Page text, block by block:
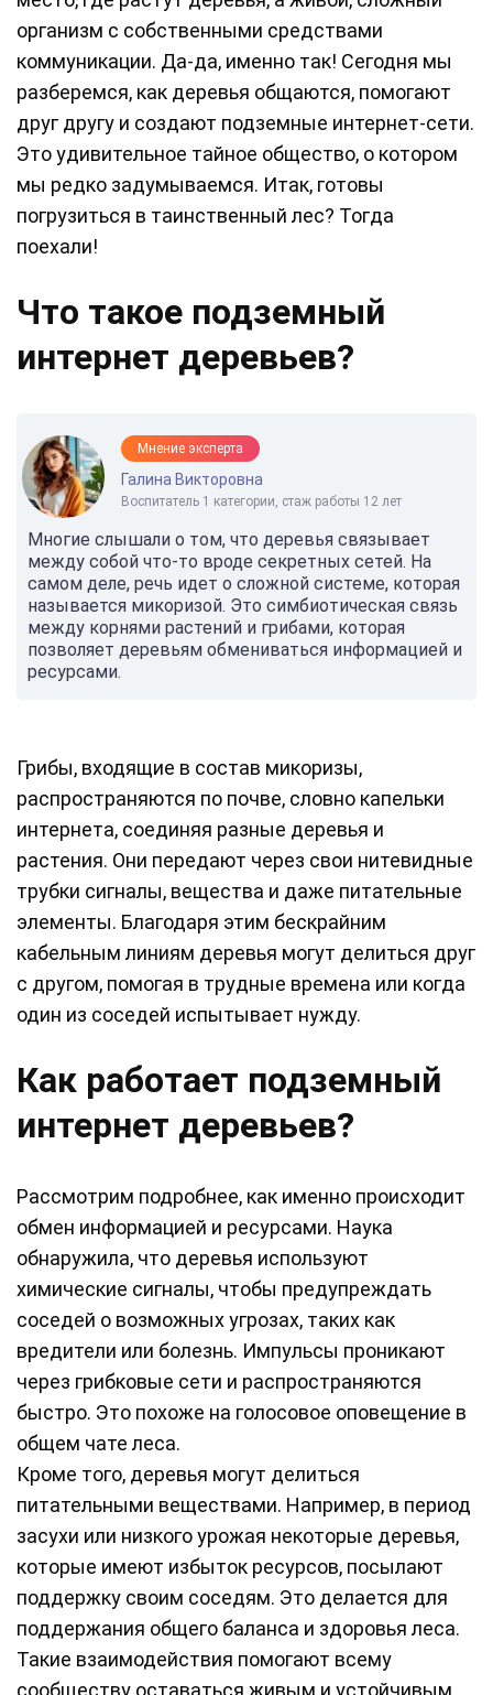
организм с собственными средствами
коммуникации. Да-да, именно так! Сегодня мы
разберемся, как деревья общаются, помогают
друг другу и создают подземные интернет-сети.
Это удивительное тайное общество, о котором
мы редко задумываемся. Итак, готовы
погрузиться в таинственный лес? Тогда
поехали!
Что такое подземный
интернет деревьев?
Мнение эксперта
Галина Викторовна
Воспитатель 1 категории, стаж работы 12 лет
Многие слышали о том, что деревья связывает
между собой что-то вроде секретных сетей. На
самом деле, речь идет о сложной системе, которая
называется микоризой. Это симбиотическая связь
между корнями растений и грибами, которая
позволяет деревьям обмениваться информацией и
ресурсами.
Грибы, входящие в состав микоризы,
распространяются по почве, словно капельки
интернета, соединяя разные деревья и
растения. Они передают через свои нитевидные
трубки сигналы, вещества и даже питательные
элементы. Благодаря этим бескрайним
кабельным линиям деревья могут делиться друг
с другом, помогая в трудные времена или когда
один из соседей испытывает нужду.
Как работает подземный
интернет деревьев?
Рассмотрим подробнее, как именно происходит
обмен информацией и ресурсами. Наука
обнаружила, что деревья используют
химические сигналы, чтобы предупреждать
соседей о возможных угрозах, таких как
вредители или болезнь. Импульсы проникают
через грибковые сети и распространяются
быстро. Это похоже на голосовое оповещение в
общем чате леса.
Кроме того, деревья могут делиться
питательными веществами. Например, в период
засухи или низкого урожая некоторые деревья,
которые имеют избыток ресурсов, посылают
поддержку своим соседям. Это делается для
поддержания общего баланса и здоровья леса.
Такие взаимодействия помогают всему